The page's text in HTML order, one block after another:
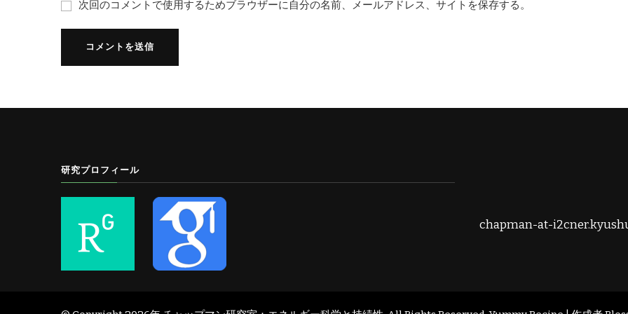
次回のコメントで使用するためブラウザーに自分の名前、メールアドレス、サイトを保存する。
研究プロフィール
chapman-at-